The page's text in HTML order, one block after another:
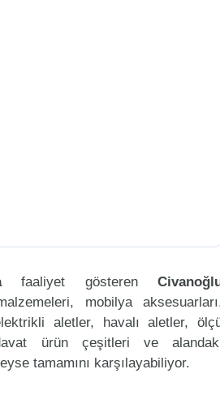
faaliyet gösteren
mobilya
aletler, havalı aletler,
ürün çeşitleri ve
tamamını karşılayabiliyor.